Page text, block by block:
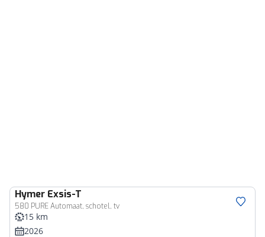
Hymer Exsis-T
580 PURE Automaat, schotel, tv
15 km
2026